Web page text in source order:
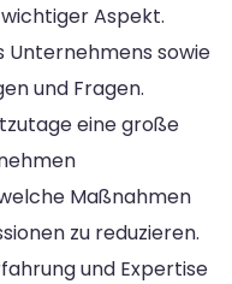
Aspekt.
Unternehmens sowie
und Fragen.
eine große
Maßnahmen
zu reduzieren.
und Expertise